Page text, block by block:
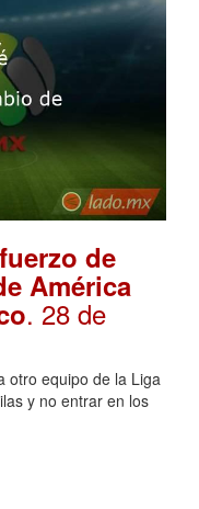
de
América
. 28 de
otro equipo de la Liga
y no entrar en los